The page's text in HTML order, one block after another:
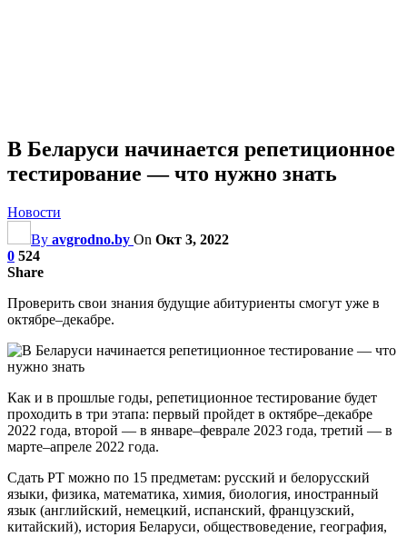
В Беларуси начинается репетиционное
тестирование — что нужно знать
Новости
By avgrodno.by On Окт 3, 2022
0 524
Share
Проверить свои знания будущие абитуриенты смогут уже в
октябре–декабре.
Как и в прошлые годы, репетиционное тестирование будет
проходить в три этапа: первый пройдет в октябре–декабре
2022 года, второй — в январе–феврале 2023 года, третий — в
марте–апреле 2022 года.
Сдать РТ можно по 15 предметам: русский и белорусский
языки, физика, математика, химия, биология, иностранный
язык (английский, немецкий, испанский, французский,
китайский), история Беларуси, обществоведение, география,